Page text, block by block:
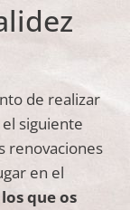
de realizar
siguiente
renovaciones
en el
que os